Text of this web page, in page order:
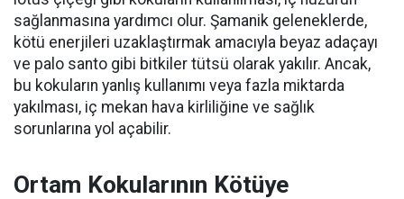
sağlanmasına yardımcı olur. Şamanik geleneklerde,
kötü enerjileri uzaklaştırmak amacıyla beyaz adaçayı
ve palo santo gibi bitkiler tütsü olarak yakılır. Ancak,
bu kokuların yanlış kullanımı veya fazla miktarda
yakılması, iç mekan hava kirliliğine ve sağlık
sorunlarına yol açabilir.
Ortam Kokularının Kötüye